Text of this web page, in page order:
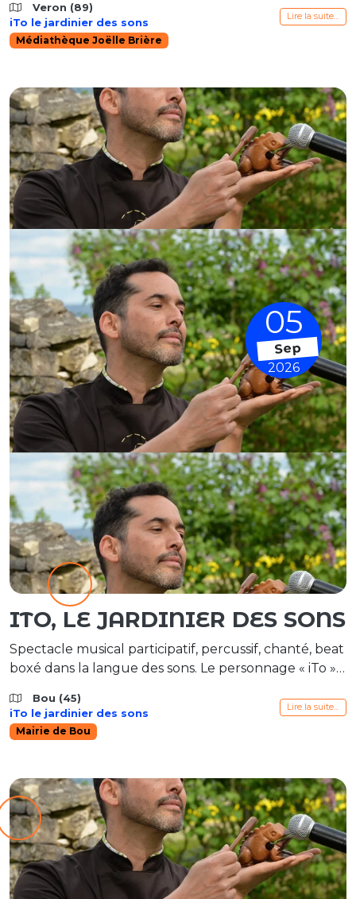
musical. Ce qu’il aime, c’est donner à entendre et
nourrir l’imaginaire. Cet « instrhumain » joue de tout
son corps comme d’un instrument. iTo nous plonge
Lire la suite…
Veron (89)
iTo le jardinier des sons
Médiathèque Joëlle Brière
05
Sep
2026
ITO, LE JARDINIER DES SONS
Spectacle musical participatif, percussif, chanté, beat
boxé dans la langue des sons. Le personnage « iTo »
musical. Ce qu’il aime, c’est donner à entendre et
nourrir l’imaginaire. Cet « instrhumain » joue de tout
son corps comme d’un instrument. iTo nous plonge
Lire la suite…
Bou (45)
iTo le jardinier des sons
Mairie de Bou